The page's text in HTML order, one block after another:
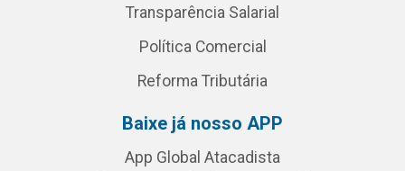
Transparência Salarial
Política Comercial
Reforma Tributária
Baixe já nosso APP
App Global Atacadista